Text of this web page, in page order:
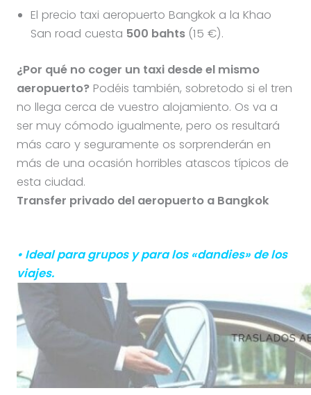
El precio taxi aeropuerto Bangkok a la Khao
San road cuesta 500 bahts (15 €).
¿Por qué no coger un taxi desde el mismo
aeropuerto?Podéis también, sobretodo si el tren
no llega cerca de vuestro alojamiento. Os va a
ser muy cómodo igualmente, pero os resultará
más caro y seguramente os sorprenderán en
más de una ocasión horribles atascos típicos de
esta ciudad.
Transfer privado del aeropuerto a Bangkok
• Ideal para grupos y para los «dandies» de los
viajes.